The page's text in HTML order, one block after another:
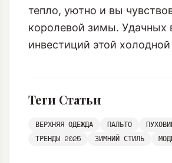
тепло, уютно и вы
королевой зимы. Удачных
инвестиций этой
Теги Статьи
ВЕРХНЯЯ ОДЕЖДА ПАЛЬТО
ТРЕНДЫ 2025
ЗИМНИЙ СТИЛЬ